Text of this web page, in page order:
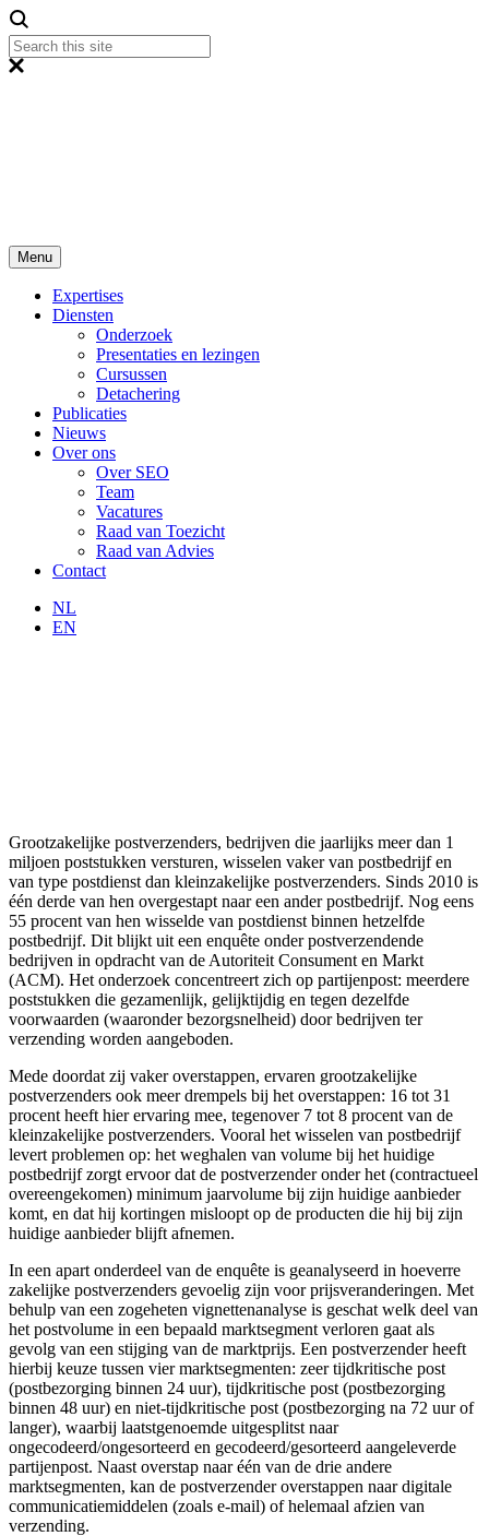
Menu
Expertises
Diensten
Onderzoek
Presentaties en lezingen
Cursussen
Detachering
Publicaties
Nieuws
Over ons
Over SEO
Team
Vacatures
Raad van Toezicht
Raad van Advies
Contact
NL
EN
Grootzakelijke postverzenders, bedrijven die jaarlijks meer dan 1
miljoen poststukken versturen, wisselen vaker van postbedrijf en
van type postdienst dan kleinzakelijke postverzenders. Sinds 2010 is
één derde van hen overgestapt naar een ander postbedrijf. Nog eens
55 procent van hen wisselde van postdienst binnen hetzelfde
postbedrijf. Dit blijkt uit een enquête onder postverzendende
bedrijven in opdracht van de Autoriteit Consument en Markt
(ACM). Het onderzoek concentreert zich op partijenpost: meerdere
poststukken die gezamenlijk, gelijktijdig en tegen dezelfde
voorwaarden (waaronder bezorgsnelheid) door bedrijven ter
verzending worden aangeboden.
Mede doordat zij vaker overstappen, ervaren grootzakelijke
postverzenders ook meer drempels bij het overstappen: 16 tot 31
procent heeft hier ervaring mee, tegenover 7 tot 8 procent van de
kleinzakelijke postverzenders. Vooral het wisselen van postbedrijf
levert problemen op: het weghalen van volume bij het huidige
postbedrijf zorgt ervoor dat de postverzender onder het (contractueel
overeengekomen) minimum jaarvolume bij zijn huidige aanbieder
komt, en dat hij kortingen misloopt op de producten die hij bij zijn
huidige aanbieder blijft afnemen.
In een apart onderdeel van de enquête is geanalyseerd in hoeverre
zakelijke postverzenders gevoelig zijn voor prijsveranderingen. Met
behulp van een zogeheten vignettenanalyse is geschat welk deel van
het postvolume in een bepaald marktsegment verloren gaat als
gevolg van een stijging van de marktprijs. Een postverzender heeft
hierbij keuze tussen vier marktsegmenten: zeer tijdkritische post
(postbezorging binnen 24 uur), tijdkritische post (postbezorging
binnen 48 uur) en niet-tijdkritische post (postbezorging na 72 uur of
langer), waarbij laatstgenoemde uitgesplitst naar
ongecodeerd/ongesorteerd en gecodeerd/gesorteerd aangeleverde
partijenpost. Naast overstap naar één van de drie andere
marktsegmenten, kan de postverzender overstappen naar digitale
communicatiemiddelen (zoals e-mail) of helemaal afzien van
verzending.